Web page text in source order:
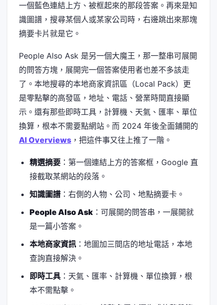
一個藍色連結上方、被框起來的那段答案。再來是知
識圖譜，搜尋某個人或某家公司時，右邊跳出來那塊
摘要卡片就是它。
People Also Ask 是另一個大魔王，那一整串可展開
的問答方塊，展開完一個答案使用者也差不多該走
了。本地搜尋的本地商家資訊區（Local Pack）更
是零點擊的高發區，地址、電話、營業時間直接顯
示。還有那些即時工具，計算機、天氣、匯率、單位
換算，根本不需要點網站。而 2024 年後全面鋪開的
AI Overviews ，把這件事又往上推了一階。
精選摘要：第一個連結上方的答案框，Google 直
接截取某網站的段落。
知識圖譜：右側的人物、公司、地點摘要卡。
People Also Ask：可展開的問答串，一展開就
是一篇小答案。
本地商家資訊：地圖加三間店的地址電話，本地
查詢直接解決。
即時工具：天氣、匯率、計算機、單位換算，根
本不需點擊。